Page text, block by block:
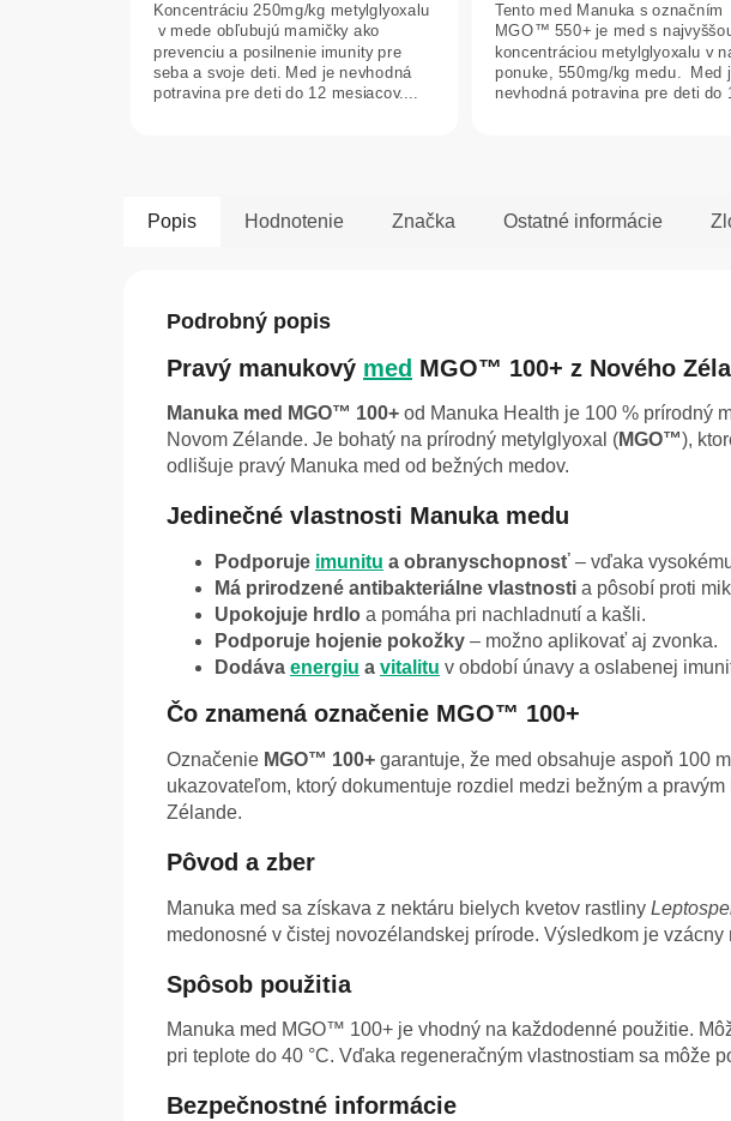
z
5
hviezdičiek.
Koncentráciu 250mg/kg metylglyoxalu
v mede obľubujú mamičky ako
prevenciu a posilnenie imunity pre
seba a svoje deti. Med je nevhodná
potravina pre deti do 12 mesiacov....
z
5
hviezdičiek.
Tento med Manuka s označním
MGO™ 550+ je med s
koncentráciou metylglyoxalu v
ponuke, 550mg/kg medu. Med
nevhodná potravina pre deti do
Popis Hodnotenie Značka Ostatné informácie
Podrobný popis
Pravý manukový med MGO™ 100+ z Nového
Manuka med MGO™ 100+ od Manuka Health je 100 % prírodný
Novom Zélande. Je bohatý na prírodný metylglyoxal (MGO™),
odlišuje pravý Manuka med od bežných medov.
Jedinečné vlastnosti Manuka medu
Podporuje imunitu a obranyschopnosť – vďaka
Má prirodzené antibakteriálne vlastnosti a pôsobí proti
Upokojuje hrdlo a pomáha pri nachladnutí a kašli.
Podporuje hojenie pokožky – možno aplikovať aj zvonka.
Dodáva energiu a vitalitu v období únavy a oslabenej
Čo znamená označenie MGO™ 100+
Označenie MGO™ 100+ garantuje, že med obsahuje aspoň 100
ukazovateľom, ktorý dokumentuje rozdiel medzi bežným a
Zélande.
Pôvod a zber
Manuka med sa získava z nektáru bielych kvetov rastliny
medonosné v čistej novozélandskej prírode. Výsledkom je
Spôsob použitia
Manuka med MGO™ 100+ je vhodný na každodenné použitie.
pri teplote do 40 °C. Vďaka regeneračným vlastnostiam sa môže
Bezpečnostné informácie